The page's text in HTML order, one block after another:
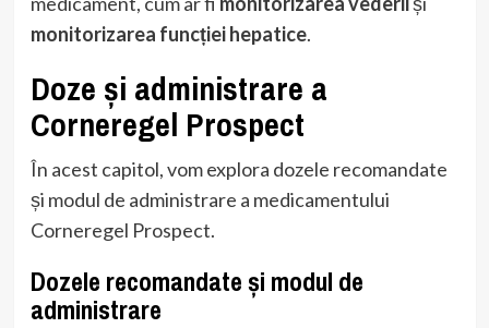
monitorizarea funcției hepatice.
Doze și administrare a
Corneregel Prospect
În acest capitol, vom explora dozele recomandate
și modul de administrare a medicamentului
Corneregel Prospect.
Dozele recomandate și modul de
administrare